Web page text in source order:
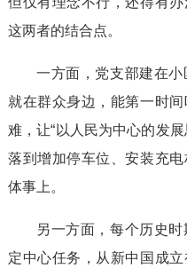
这两者的结合点。
一方面，党支部建在
就在群众身边，能第一时
难，让“以人民为中心的发
落到增加停车位、安装充
体事上。
另一方面，每个历史
定中心任务，从新中国成